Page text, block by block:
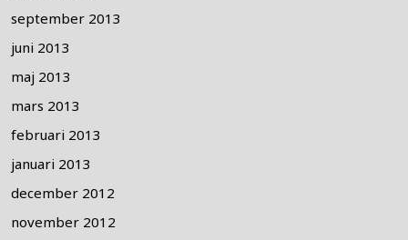
september 2013
juni 2013
maj 2013
mars 2013
februari 2013
januari 2013
december 2012
november 2012